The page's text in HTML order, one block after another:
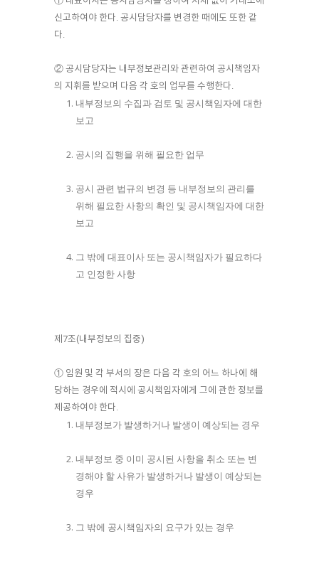
신고하여야 한다. 공시담당자를 변경한 때에도 또한 같
다.
② 공시담당자는 내부정보관리와 관련하여 공시책임자
의 지휘를 받으며 다음 각 호의 업무를 수행한다.
내부정보의 수집과 검토 및 공시책임자에 대한
보고
공시의 집행을 위해 필요한 업무
공시 관련 법규의 변경 등 내부정보의 관리를
위해 필요한 사항의 확인 및 공시책임자에 대한
보고
그 밖에 대표이사 또는 공시책임자가 필요하다
고 인정한 사항
제7조(내부정보의 집중)
① 임원 및 각 부서의 장은 다음 각 호의 어느 하나에 해
당하는 경우에 적시에 공시책임자에게 그에 관한 정보를
제공하여야 한다.
내부정보가 발생하거나 발생이 예상되는 경우
내부정보 중 이미 공시된 사항을 취소 또는 변
경해야 할 사유가 발생하거나 발생이 예상되는
경우
그 밖에 공시책임자의 요구가 있는 경우